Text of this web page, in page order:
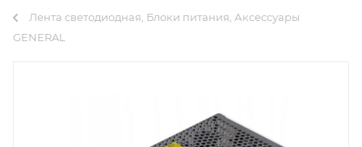
Лента светодиодная, Блоки питания, Аксессуары
GENERAL